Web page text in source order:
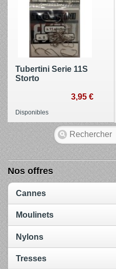
Tubertini Serie 11S
Storto
3,95 €
Disponibles
Nos offres
Cannes
Moulinets
Nylons
Tresses